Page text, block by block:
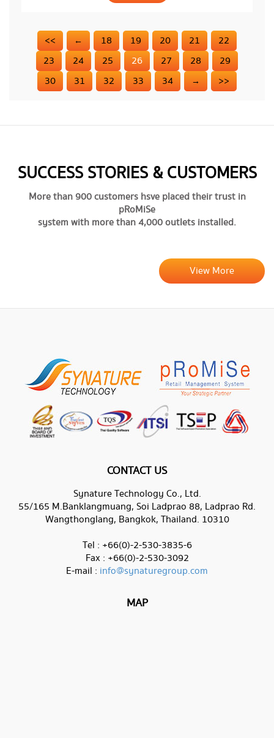
<< ← 18 19 20 21
22
23
24 25 26 27 28
29
30
31 32 33 34 → >>
SUCCESS STORIES & CUSTOMERS
More than 900 customers hsve placed their trust in
pRoMiSe
system with more than 4,000 outlets installed.
View More
CONTACT US
Synature Technology Co., Ltd.
55/165 M.Banklangmuang, Soi Ladprao 88, Ladprao Rd.
Wangthonglang, Bangkok, Thailand. 10310
Tel : +66(0)-2-530-3835-6
Fax : +66(0)-2-530-3092
E-mail : info@synaturegroup.com
MAP